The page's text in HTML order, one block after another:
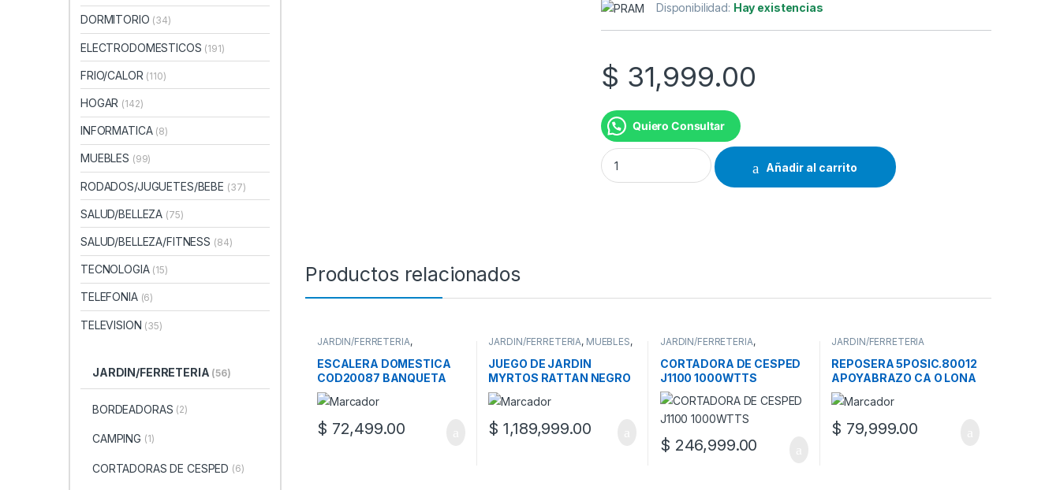
Disponibilidad: Hay existencias
$ 31,999.00
Quiero Consultar
SOMBRILLA PLAYA PCA0707GR 180CM DIAMETRO cantidad
Añadir al carrito
Productos relacionados
JARDIN/FERRETERIA,
ESCALERA DOMESTICA
COD20087 BANQUETA
$ 72,499.00
JARDIN/FERRETERIA, MUEBLES,
JUEGO DE JARDIN
MYRTOS RATTAN NEGRO
LIVING
$ 1,189,999.00
JARDIN/FERRETERIA,
CORTADORA DE CESPED
J1100 1000WTTS
$ 246,999.00
JARDIN/FERRETERIA
REPOSERA 5POSIC.80012
APOYABRAZO CA O LONA
COVERS.
$ 79,999.00
DORMITORIO (34)
ELECTRODOMESTICOS (191)
FRIO/CALOR (110)
HOGAR (142)
INFORMATICA (8)
MUEBLES (99)
RODADOS/JUGUETES/BEBE (37)
SALUD/BELLEZA (75)
SALUD/BELLEZA/FITNESS (84)
TECNOLOGIA (15)
TELEFONIA (6)
TELEVISION (35)
JARDIN/FERRETERIA (56)
BORDEADORAS (2)
CAMPING (1)
CORTADORAS DE CESPED (6)